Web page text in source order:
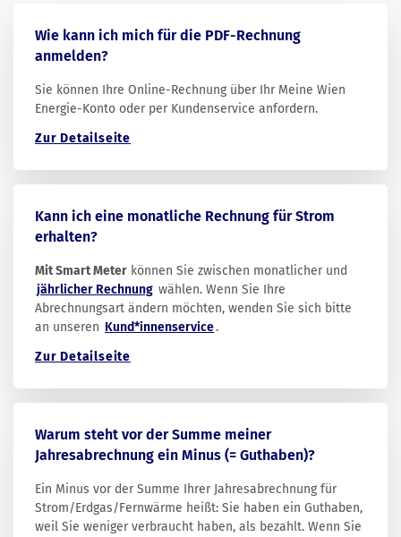
Wie kann ich mich für die PDF-Rechnung
anmelden?
Sie können Ihre Online-Rechnung über Ihr Meine Wien
Energie-Konto oder per Kundenservice anfordern.
Zur Detailseite
Kann ich eine monatliche Rechnung für Strom
erhalten?
Mit Smart Meter können Sie zwischen monatlicher und
jährlicher Rechnung wählen. Wenn Sie Ihre
Abrechnungsart ändern möchten, wenden Sie sich bitte
an unseren Kund*innenservice.
Zur Detailseite
Warum steht vor der Summe meiner
Jahresabrechnung ein Minus (= Guthaben)?
Ein Minus vor der Summe Ihrer Jahresabrechnung für
Strom/Erdgas/Fernwärme heißt: Sie haben ein Guthaben,
weil Sie weniger verbraucht haben, als bezahlt. Wenn Sie